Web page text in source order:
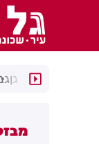
רמת גן
בהתהפכות רכב